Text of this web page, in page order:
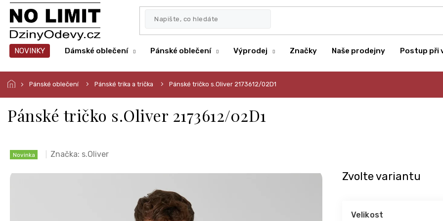
Přejít
obsah
NOVINKY Dámské oblečení Pánské oblečení Výprodej Značky Naše prodejny Postup při
Pánské oblečení Pánské trika a trička Pánské tričko s.Oliver 2173612/02D1
Pánské tričko s.Oliver 2173612/02D1
Novinka Značka: s.Oliver
Zvolte variantu
Velikost